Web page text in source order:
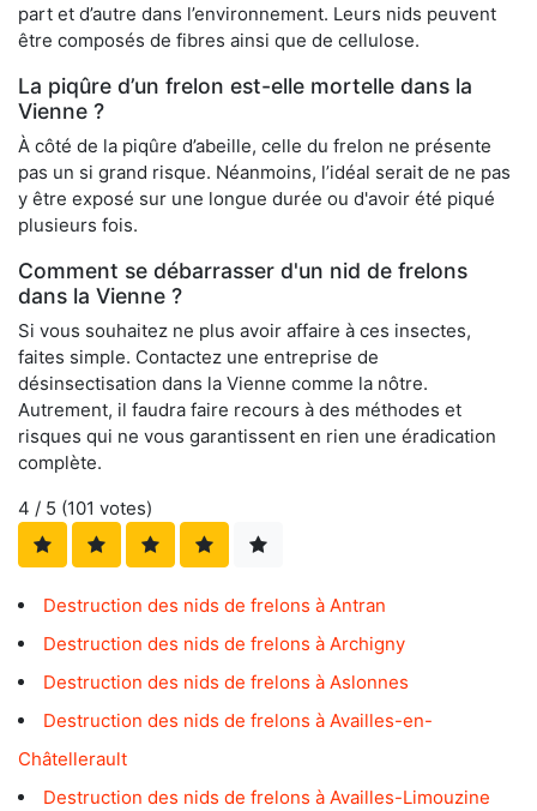
part et d’autre dans l’environnement. Leurs nids peuvent
être composés de fibres ainsi que de cellulose.
La piqûre d’un frelon est-elle mortelle dans la
Vienne ?
À côté de la piqûre d’abeille, celle du frelon ne présente
pas un si grand risque. Néanmoins, l’idéal serait de ne pas
y être exposé sur une longue durée ou d'avoir été piqué
plusieurs fois.
Comment se débarrasser d'un nid de frelons
dans la Vienne ?
Si vous souhaitez ne plus avoir affaire à ces insectes,
faites simple. Contactez une entreprise de
désinsectisation dans la Vienne comme la nôtre.
Autrement, il faudra faire recours à des méthodes et
risques qui ne vous garantissent en rien une éradication
complète.
4 / 5 (101 votes)
Destruction des nids de frelons à Antran
Destruction des nids de frelons à Archigny
Destruction des nids de frelons à Aslonnes
Destruction des nids de frelons à Availles-en-
Châtellerault
Destruction des nids de frelons à Availles-Limouzine